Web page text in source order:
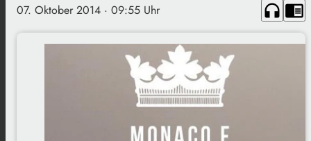
07. Oktober 2014 · 09:55 Uhr headphones chrome_reader_mode